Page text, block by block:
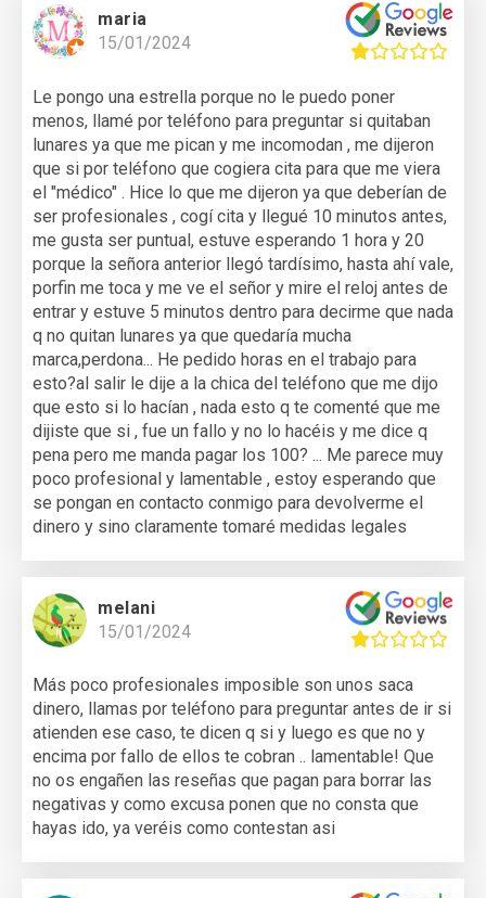
maria
15/01/2024
Le pongo una estrella porque no le puedo poner
menos, llamé por teléfono para preguntar si quitaban
lunares ya que me pican y me incomodan , me dijeron
que si por teléfono que cogiera cita para que me viera
el "médico" . Hice lo que me dijeron ya que deberían de
ser profesionales , cogí cita y llegué 10 minutos antes,
me gusta ser puntual, estuve esperando 1 hora y 20
porque la señora anterior llegó tardísimo, hasta ahí vale,
porfin me toca y me ve el señor y mire el reloj antes de
entrar y estuve 5 minutos dentro para decirme que nada
q no quitan lunares ya que quedaría mucha
marca,perdona... He pedido horas en el trabajo para
esto?al salir le dije a la chica del teléfono que me dijo
que esto si lo hacían , nada esto q te comenté que me
dijiste que si , fue un fallo y no lo hacéis y me dice q
pena pero me manda pagar los 100? ... Me parece muy
poco profesional y lamentable , estoy esperando que
se pongan en contacto conmigo para devolverme el
dinero y sino claramente tomaré medidas legales
melani
15/01/2024
Más poco profesionales imposible son unos saca
dinero, llamas por teléfono para preguntar antes de ir si
atienden ese caso, te dicen q si y luego es que no y
encima por fallo de ellos te cobran .. lamentable! Que
no os engañen las reseñas que pagan para borrar las
negativas y como excusa ponen que no consta que
hayas ido, ya veréis como contestan asi